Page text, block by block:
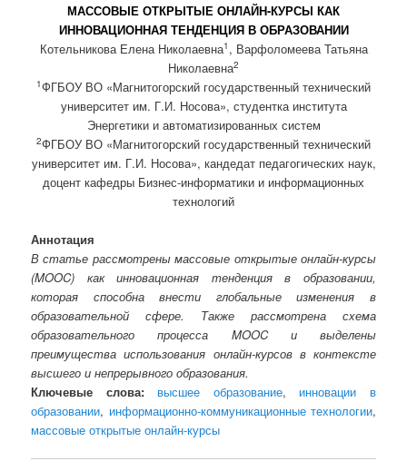
МАССОВЫЕ ОТКРЫТЫЕ ОНЛАЙН-КУРСЫ КАК
ИННОВАЦИОННАЯ ТЕНДЕНЦИЯ В ОБРАЗОВАНИИ
Котельникова Елена Николаевна1 , Варфоломеева Татьяна
Николаевна2
1ФГБОУ ВО «Магнитогорский государственный технический
университет им. Г.И. Носова», студентка института
Энергетики и автоматизированных систем
2ФГБОУ ВО «Магнитогорский государственный технический
университет им. Г.И. Носова», кандедат педагогических наук,
доцент кафедры Бизнес-информатики и информационных
технологий
Аннотация
В статье рассмотрены массовые открытые онлайн-курсы
(MOOC) как инновационная тенденция в образовании,
которая способна внести глобальные изменения в
образовательной сфере. Также рассмотрена схема
образовательного процесса MOOC и выделены
преимущества использования онлайн-курсов в контексте
высшего и непрерывного образования.
Ключевые слова:
высшее образование, инновации в
образовании, информационно-коммуникационные технологии,
массовые открытые онлайн-курсы